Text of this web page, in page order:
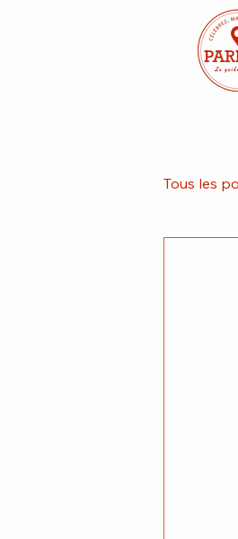
Tous les